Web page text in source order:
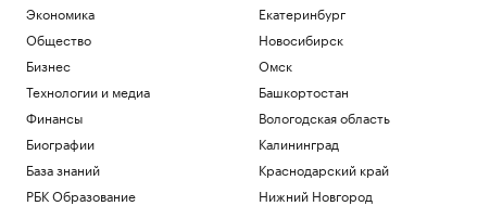
Спорт
После столкновения дрона с НПЗ в
Ливии произошла утечка
Политика
Сенат утвердил личного адвоката
Трампа генпрокурором США
Политика
Число погибших при стрельбе в школе
в Таиланде выросло до девяти
Экономика
Общество
Бизнес
Технологии и медиа
Финансы
Биографии
База знаний
РБК Образование
Екатеринбург
Новосибирск
Омск
Башкортостан
Вологодская область
Калининград
Краснодарский край
Нижний Новгород